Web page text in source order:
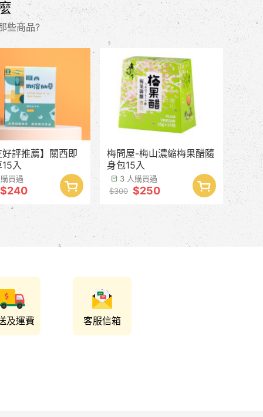
些商品?
評推薦】關西即
入
買過
$240
梅問屋-梅山濃縮梅果醋隨
身包15入
3 人購買過
$300 $250
及運費 客服信箱